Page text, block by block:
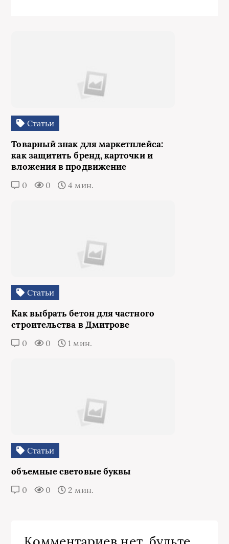
Статьи
Товарный знак для маркетплейса:
как защитить бренд, карточки и
вложения в продвижение
0 0 4 мин.
Статьи
Как выбрать бетон для частного
строительства в Дмитрове
0 0 1 мин.
Статьи
объемные световые буквы
0 0 2 мин.